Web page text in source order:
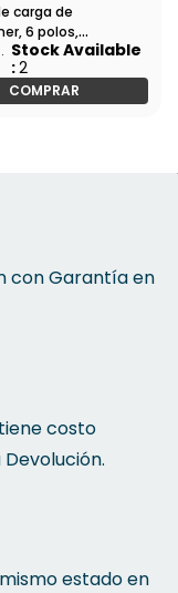
carga de
6 polos,
CCS-6 / 47332
Stock Available
:2
COMPRAR
con Garantía en
costo
estado en